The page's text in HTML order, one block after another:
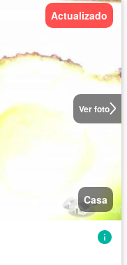
Ver foto
Actualizado
Casa